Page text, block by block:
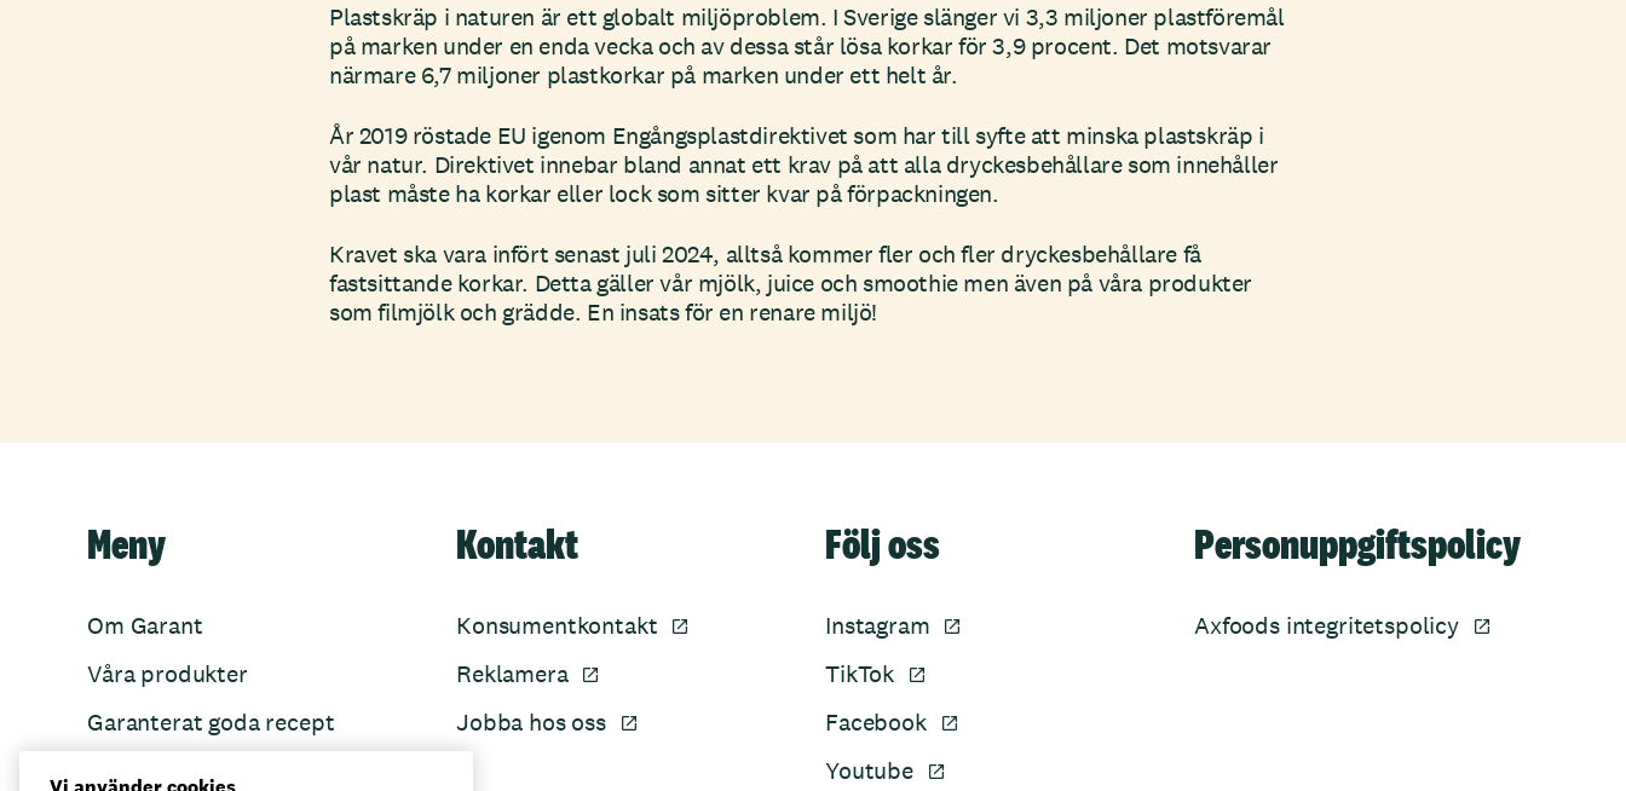
Plastskräp i naturen är ett globalt miljöproblem. I Sverige slänger vi 3,3 miljoner plastföremål
på marken under en enda vecka och av dessa står lösa korkar för 3,9 procent. Det motsvarar
närmare 6,7 miljoner plastkorkar på marken under ett helt år.
År 2019 röstade EU igenom Engångsplastdirektivet som har till syfte att minska plastskräp i
vår natur. Direktivet innebar bland annat ett krav på att alla dryckesbehållare som innehåller
plast måste ha korkar eller lock som sitter kvar på förpackningen.
Kravet ska vara infört senast juli 2024, alltså kommer fler och fler dryckesbehållare få
fastsittande korkar. Detta gäller vår mjölk, juice och smoothie men även på våra produkter
som filmjölk och grädde. En insats för en renare miljö!
Meny
Om Garant
Våra produkter
Garanterat goda recept
Garant övertänker
Kontakt
Konsumentkontakt
Reklamera
Jobba hos oss
Följ oss
Instagram
TikTok
Facebook
Youtube
Personuppgiftspolicy
Axfoods integritetspolicy